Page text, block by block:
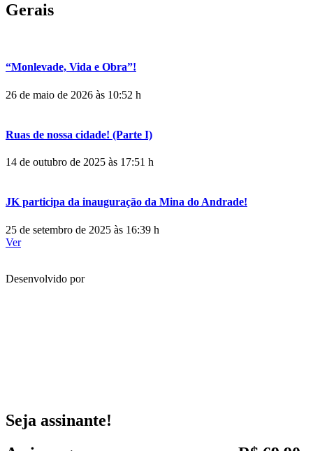
Gerais
“Monlevade, Vida e Obra”!
26 de maio de 2026 às 10:52 h
Ruas de nossa cidade! (Parte I)
14 de outubro de 2025 às 17:51 h
JK participa da inauguração da Mina do Andrade!
25 de setembro de 2025 às 16:39 h
Ver
Desenvolvido por
Seja assinante!